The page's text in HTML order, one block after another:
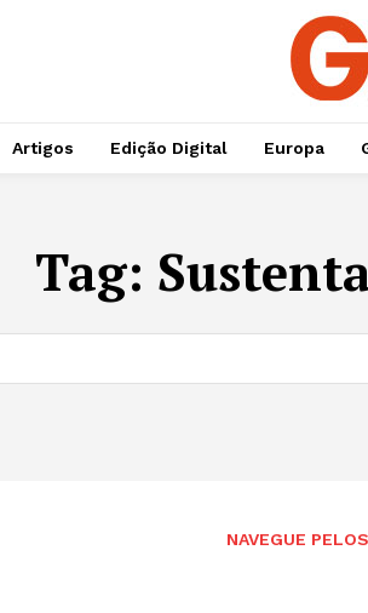
Artigos Edição Digital Europa
Tag:
NAVEGUE